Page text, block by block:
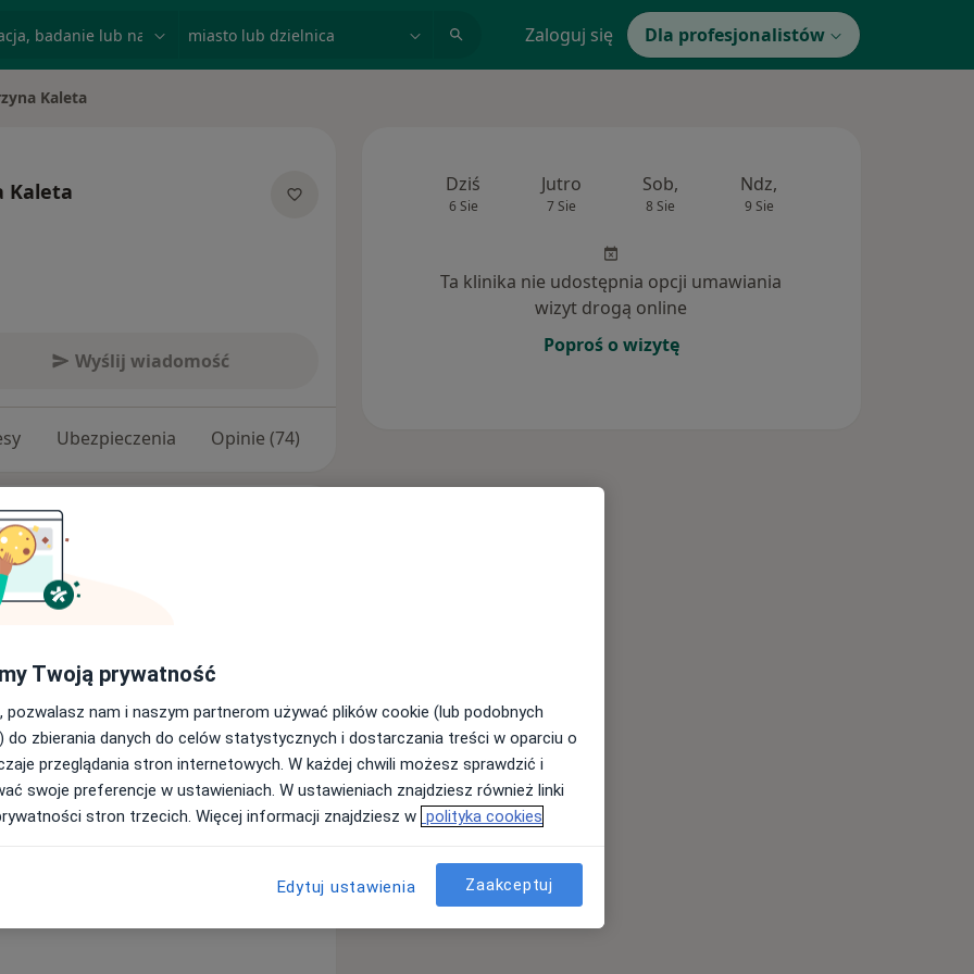
Zaloguj się Dla profesjonalistów
Kaleta
Kaleta
Wyślij wiadomość
Ubezpieczenia Opinie (74)
Medicum w Krakowie. W czasie
(Tor Vergata University of Rome;
trakcie szkolenia specjalizacyjnego
granicą; m.in. International Short
miesięcznym stażu w Oddziale
Center). W październiku 2020
i wenerologii. Jest też autorką
doktora nauk medycznych.
European Academy
International Dermoscopy
zarówno w Polsce jak i za
Choroby, którym poświęca
Dziś
6 Sie
Jutro
7 Sie
Sob,
8 Sie
Ndz,
9 Sie
Ta klinika nie udostępnia opcji umawiania
wizyt drogą online
Poproś o wizytę
Twoją prywatność
pozwalasz nam i naszym partnerom używać plików cookie (lub podobnych
do zbierania danych do celów statystycznych i dostarczania treści w oparciu o
przeglądania stron internetowych. W każdej chwili możesz sprawdzić i
swoje preferencje w ustawieniach. W ustawieniach znajdziesz również linki
stron trzecich. Więcej informacji znajdziesz w polityka cookies
Edytuj ustawienia Zaakceptuj